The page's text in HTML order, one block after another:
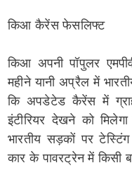
किआ कैरेंस फेसलिफ्ट
किआ अपनी पॉपुलर
महीने यानी अप्रैल में
कि अपडेटेड कैरेंस में
इंटीरियर देखने को
भारतीय सड़कों पर
कार के पावरट्रेन में किसी